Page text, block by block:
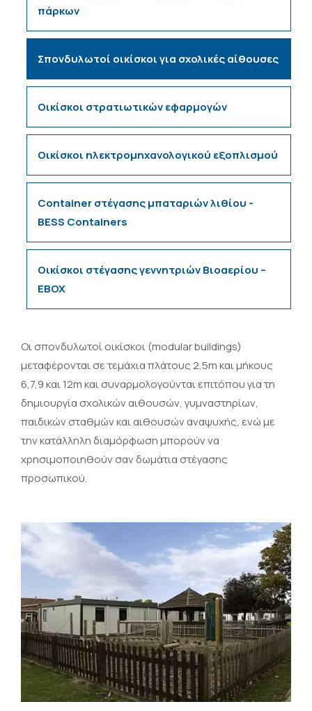
πάρκων
Σπονδυλωτοί οικίσκοι για σχολικές αίθουσες
Οικίσκοι στρατιωτικών εφαρμογών
Οικίσκοι ηλεκτρομηχανολογικού εξοπλισμού
Container στέγασης μπαταριών λιθίου -
BESS Containers
Οικίσκοι στέγασης γεννητριών Βιοαερίου –
EBOX
Οι σπονδυλωτοί οικίσκοι (modular buildings)
μεταφέρονται σε τεμάχια πλάτους 2,5m και μήκους
6,7,9 και 12m και συναρμολογούνται επιτόπου για τη
δημιουργία σχολικών αιθουσών, γυμναστηρίων,
παιδικών σταθμών και αιθουσών αναψυχής, ενώ με
την κατάλληλη διαμόρφωση μπορούν να
χρησιμοποιηθούν σαν δωμάτια στέγασης
προσωπικού.